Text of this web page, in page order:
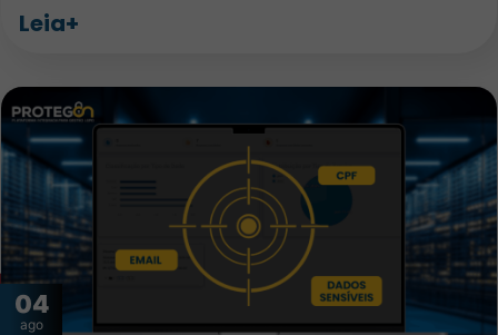
Leia+
04
ago